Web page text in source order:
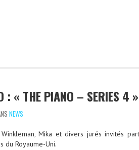
: « THE PIANO – SERIES 4
NEWS
Winkleman, Mika et divers jurés invités
du Royaume-Uni.